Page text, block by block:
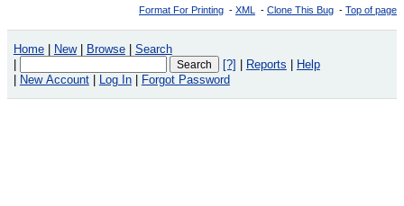
Format For Printing - XML - Clone This Bug - Top of page
Home New Browse
Search
[?] Reports
Help
New Account Log In Forgot Password